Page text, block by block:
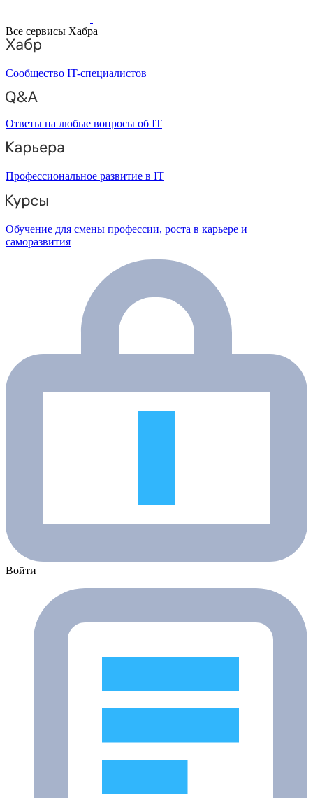
Все сервисы Хабра
Сообщество IT-специалистов
Ответы на любые вопросы об IT
Профессиональное развитие в IT
Обучение для смены профессии, роста в карьере и
саморазвития
Войти